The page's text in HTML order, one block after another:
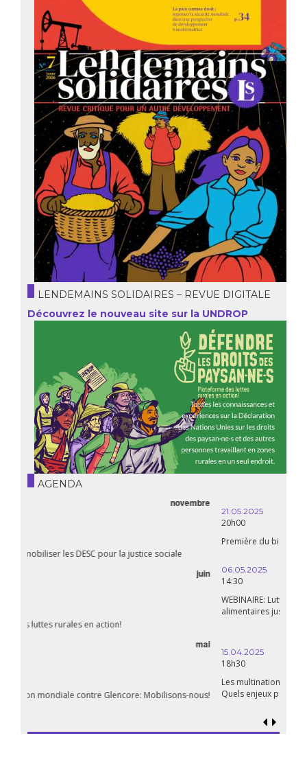
LENDEMAINS SOLIDAIRES – REVUE DIGITALE
Découvrez le nouveau site sur la UNDROP
AGENDA
WEBINAIRE: Luttes rurales en action. Pour des systèmes
Les multinationales au coeur d’un nouvel âge de l’impérialisme.
Quels enjeux pour leur régulation ?